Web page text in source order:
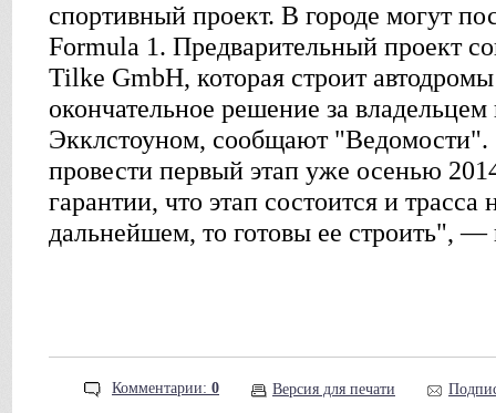
спортивный проект. В городе могут
Formula 1. Предварительный проект
Tilke GmbH, которая строит
окончательное решение за
Экклстоуном, сообщают "Ведомости".
провести первый этап уже осенью
гарантии, что этап состоится и трасса
дальнейшем, то готовы ее строить", —
Комментарии: 0 Версия для печати